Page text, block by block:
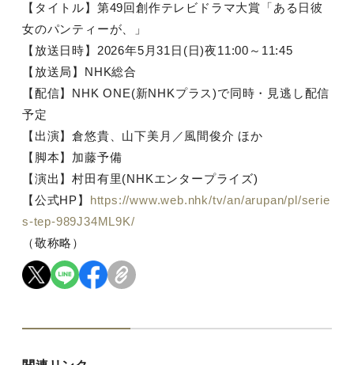
【タイトル】第49回創作テレビドラマ大賞「ある日彼
女のパンティーが、」
【放送日時】2026年5月31日(日)夜11:00～11:45
【放送局】NHK総合
【配信】NHK ONE(新NHKプラス)で同時・見逃し配信
予定
【出演】倉悠貴、山下美月／風間俊介 ほか
【脚本】加藤予備
【演出】村田有里(NHKエンタープライズ)
【公式HP】 https://www.web.nhk/tv/an/arupan/pl/serie
s-tep-989J34ML9K/
（敬称略）